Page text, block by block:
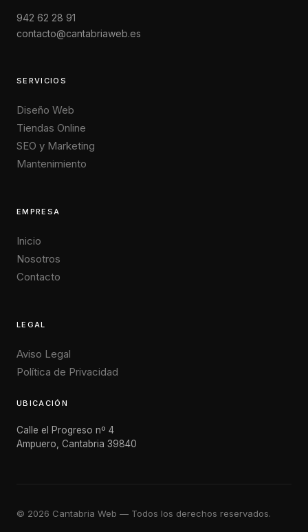
942 62 28 91
contacto@cantabriaweb.es
SERVICIOS
Diseño Web
Tiendas Online
SEO y Marketing
Mantenimiento
EMPRESA
Inicio
Nosotros
Contacto
LEGAL
Aviso Legal
Política de Privacidad
UBICACIÓN
Calle el Progreso nº 4
Ampuero, Cantabria 39840
© 2026 Cantabria Web — Todos los derechos reservados.